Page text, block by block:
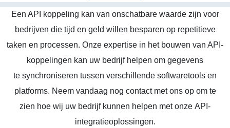
Een API koppeling kan van onschatbare waarde zijn voor
bedrijven die tijd en geld willen besparen op repetitieve
taken en processen. Onze expertise in het bouwen van API-
koppelingen kan uw bedrijf helpen om gegevens
te synchroniseren tussen verschillende softwaretools en
platforms. Neem vandaag nog contact met ons op om te
zien hoe wij uw bedrijf kunnen helpen met onze API-
integratieoplossingen.